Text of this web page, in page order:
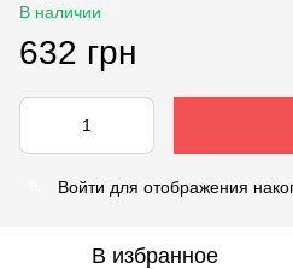
В наличии
632 грн
Войти для отображения
В избранное